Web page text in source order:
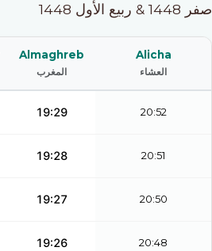
صفر 1448 & ربيع الأول 1448
Almaghreb
المغرب
Alicha
العشاء
19:29 20:52
19:28 20:51
19:27 20:50
19:26 20:48